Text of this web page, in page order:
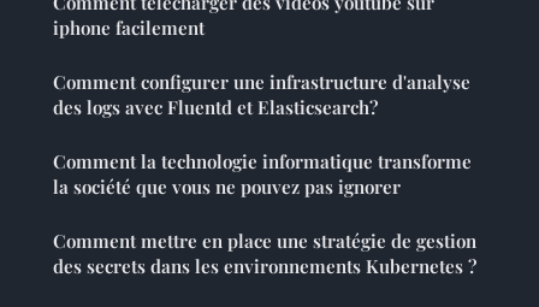
iphone facilement
Comment configurer une infrastructure d'analyse
des logs avec Fluentd et Elasticsearch?
Comment la technologie informatique transforme
la société que vous ne pouvez pas ignorer
Comment mettre en place une stratégie de gestion
des secrets dans les environnements Kubernetes ?